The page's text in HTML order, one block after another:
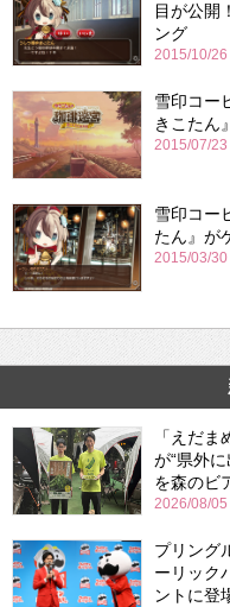
目が公開
ング
2015/10/26
雪印コー
きこたん
2015/07/23
雪印コー
たん』が
2015/03/30
「えだ
が“県外
を森のビ
2026/08/05
プリング
ーリック
ントに登